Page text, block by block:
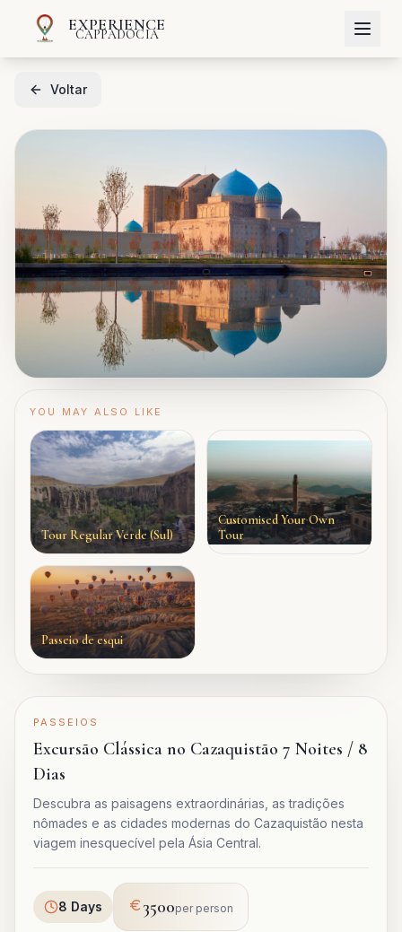
EXPERIENCE
CAPPADOCIA
Voltar
YOU MAY ALSO LIKE
Tour Regular Verde (Sul)
Customised Your Own
Tour
Passeio de esqui
PASSEIOS
Excursão Clássica no Cazaquistão 7 Noites / 8
Dias
Descubra as paisagens extraordinárias, as tradições
nômades e as cidades modernas do Cazaquistão nesta
viagem inesquecível pela Ásia Central.
8 Days 3500per person